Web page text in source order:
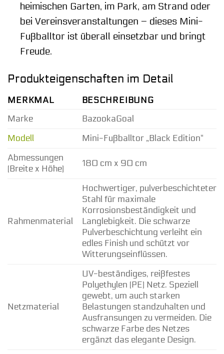
heimischen Garten, im Park, am Strand oder
bei Vereinsveranstaltungen – dieses Mini-
Fußballtor ist überall einsetzbar und bringt
Freude.
Produkteigenschaften im Detail
MERKMAL
BESCHREIBUNG
Marke
BazookaGoal
Modell
Mini-Fußballtor „Black Edition“
Abmessungen
(Breite x Höhe)
180 cm x 90 cm
Rahmenmaterial
Hochwertiger, pulverbeschichteter
Stahl für maximale
Korrosionsbeständigkeit und
Langlebigkeit. Die schwarze
Pulverbeschichtung verleiht ein
edles Finish und schützt vor
Witterungseinflüssen.
Netzmaterial
UV-beständiges, reißfestes
Polyethylen (PE) Netz. Speziell
gewebt, um auch starken
Belastungen standzuhalten und
Ausfransungen zu vermeiden. Die
schwarze Farbe des Netzes
ergänzt das elegante Design.